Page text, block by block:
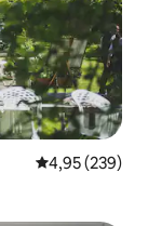
4,95 de uma
4,95 (239)